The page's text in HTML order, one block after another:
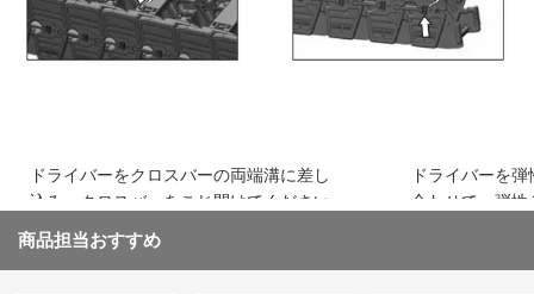
ドライバーをクロスバーの両端溝に差し
込み、クロスバーをこじ開けてください
ドライバーを
合わせて、弾
商品担当おすすめ